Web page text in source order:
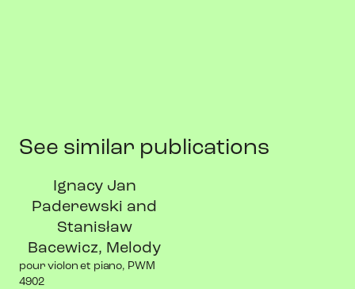
See similar publications
Ignacy Jan
Paderewski and
Stanisław
Bacewicz, Melody
pour violon et piano, PWM
4902